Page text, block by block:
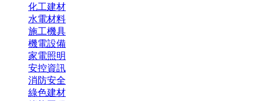
化工建材
水電材料
施工機具
機電設備
家電照明
安控資訊
消防安全
綠色建材